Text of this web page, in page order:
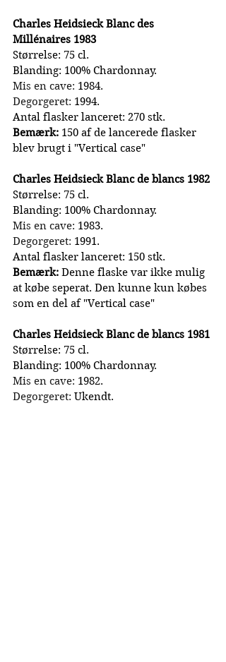
Charles Heidsieck Blanc des
Millénaires 1983
Størrelse: 75 cl.
Blanding: 100% Chardonnay.
Mis en cave: 1984.
Degorgeret: 1994.
Antal flasker lanceret: 270 stk.
Bemærk: 150 af de lancerede flasker
blev brugt i "Vertical case"
Charles Heidsieck Blanc de blancs 1982
Størrelse: 75 cl.
Blanding: 100% Chardonnay.
Mis en cave: 1983.
Degorgeret: 1991.
Antal flasker lanceret: 150 stk.
Bemærk: Denne flaske var ikke mulig
at købe seperat. Den kunne kun købes
som en del af "Vertical case"
Charles Heidsieck Blanc de blancs 1981
Størrelse: 75 cl.
Blanding: 100% Chardonnay.
Mis en cave: 1982.
Degorgeret: Ukendt.